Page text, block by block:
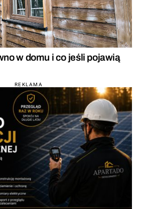
w domu i co jeśli pojawią
REKLAMA